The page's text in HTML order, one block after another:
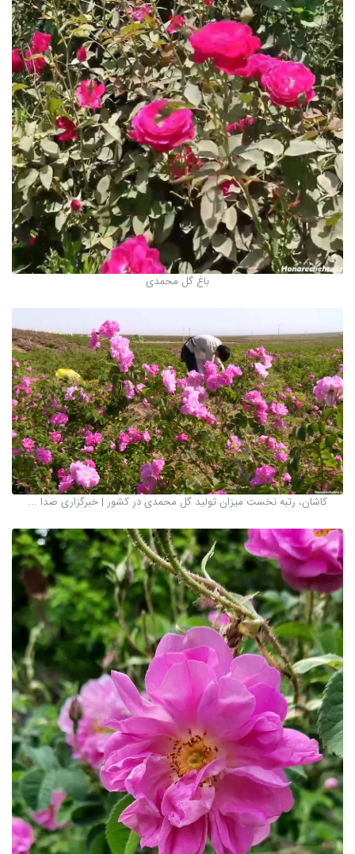
باغ گل محمدی
کاشان، رتبه نخست میزان تولید گل محمدی در کشور | خبرگزاری صدا ...